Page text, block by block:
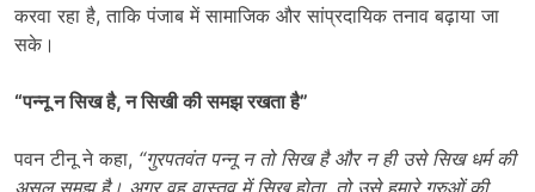
करवा रहा है, ताकि पंजाब में सामाजिक और सांप्रदायिक तनाव बढ़ाया जा
सके।
“पन्नू न सिख है,न सिखी की समझ रखता है”
पवन टीनू ने कहा, “गुरपतवंत पन्नू न तो सिख है और न ही उसे सिख धर्म की
असल समझ है। अगर वह वास्तव में सिख होता, तो उसे हमारे गुरुओं की